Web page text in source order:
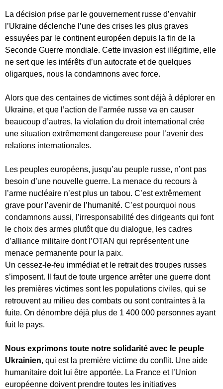
La décision prise par le gouvernement russe d’envahir
l’Ukraine déclenche l’une des crises les plus graves
essuyées par le continent européen depuis la fin de la
Seconde Guerre mondiale. Cette invasion est illégitime, elle
ne sert que les intérêts d’un autocrate et de quelques
oligarques, nous la condamnons avec force.
Alors que des centaines de victimes sont déjà à déplorer en
Ukraine, et que l’action de l’armée russe va en causer
beaucoup d’autres, la violation du droit international crée
une situation extrêmement dangereuse pour l’avenir des
relations internationales.
Les peuples européens, jusqu’au peuple russe, n’ont pas
besoin d’une nouvelle guerre. La menace du recours à
l’arme nucléaire n’est plus un tabou. C’est extrêmement
grave pour l’avenir de l’humanité. C’est pourquoi nous
condamnons aussi, l’irresponsabilité des dirigeants qui font
le choix des armes plutôt que du dialogue, les cadres
d’alliance militaire dont l’OTAN qui représentent une
menace permanente pour la paix.
Un cessez-le-feu immédiat et le retrait des troupes russes
s’imposent. Il faut de toute urgence arrêter une guerre dont
les premières victimes sont les populations civiles, qui se
retrouvent au milieu des combats ou sont contraintes à la
fuite. On dénombre déjà plus de 1 400 000 personnes ayant
fuit le pays.
Nous exprimons toute notre solidarité avec le peuple
Ukrainien, qui est la première victime du conflit. Une aide
humanitaire doit lui être apportée. La France et l’Union
européenne doivent prendre toutes les initiatives